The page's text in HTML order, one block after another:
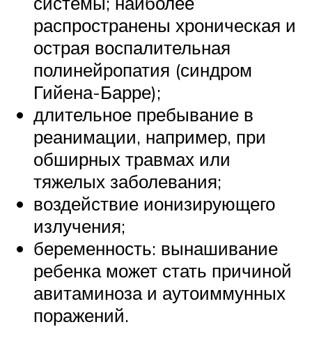
распространены хроническая и
острая воспалительная
полинейропатия (синдром
Гийена-Барре);
длительное пребывание в
реанимации, например, при
обширных травмах или
тяжелых заболевания;
воздействие ионизирующего
излучения;
беременность: вынашивание
ребенка может стать причиной
авитаминоза и аутоиммунных
поражений.